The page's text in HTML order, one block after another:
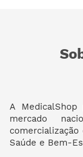
A
mercado
Saúde e Bem-